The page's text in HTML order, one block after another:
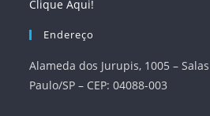
Clique Aqui!
Endereço
Alameda dos Jurupis, 1005 –
Paulo/SP – CEP: 04088-003